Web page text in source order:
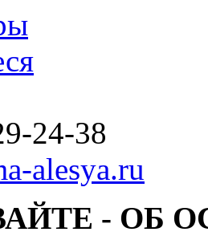
24-38
alesya.ru
- ОБ